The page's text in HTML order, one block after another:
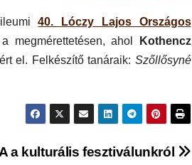
40. Lóczy Lajos Országos
megmérettetésen, ahol
Kothencz
el. Felkészítő tanáraik: Szőllősyné
a kulturális fesztiválunkról